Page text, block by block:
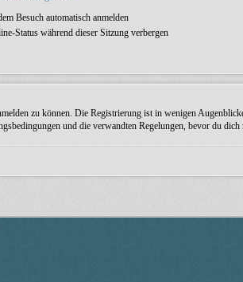
Besuch automatisch anmelden
Status während dieser Sitzung verbergen
zu können. Die Registrierung ist in wenigen
und die verwandten Regelungen, bevor du